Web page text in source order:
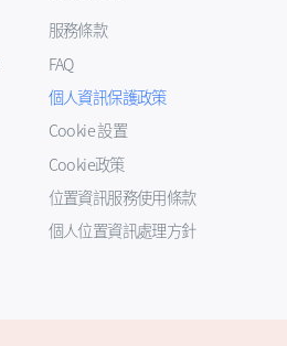
服務條款
FAQ
個人資訊保護政策
Cookie 設置
Cookie政策
位置資訊服務使用條款
個人位置資訊處理方針